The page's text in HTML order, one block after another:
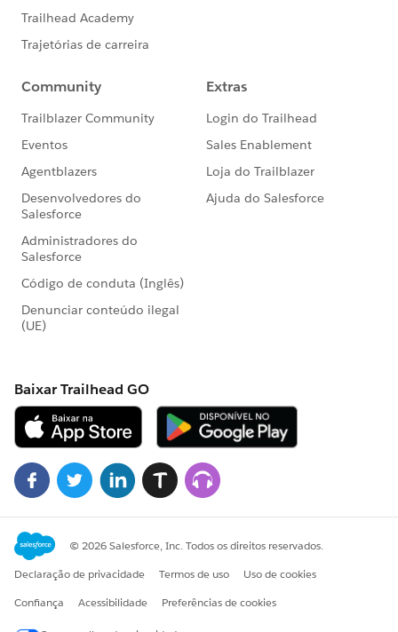
nhiều diện tích và phong cách nội thất.
✔ Có lớp màng bảo vệ (PE hoặc Kraft)
9001:2015
✔ Logo dập nổi và mã sản phẩm khắc laser
✔ Màu trắng ngà tự nhiên, không chứa chì, an toàn
6. Giải đáp thắc mắc phổ biến
Tủ Picomat rất bền, phù hợp khí hậu ẩm.
Melamine (nhám, vân gỗ) tùy phong cách.
chắc chắn khi thi công đúng kỹ thuật.
👉 Bạn cần báo giá chi tiết – bản vẽ 3D – tư vấn miễn
mẫu tủ đẹp – chất lượng – đúng ngân sách!
☎️ Hotline/Zalo: 0937894488 – 0977788848
🌐 Website:noithatbenthanh.vn
⌗TủBếpNhựaPicomat ⌗TủBếpChốngẨm
⌗NộiThấtBếnThành ⌗ThiCôngTủBếp ⌗BáoGiáTủBếp
⌗PicomatChínhHãng